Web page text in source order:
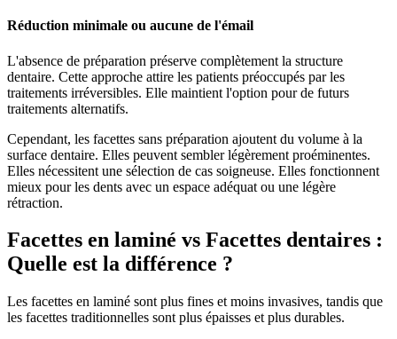
Réduction minimale ou aucune de l'émail
L'absence de préparation préserve complètement la structure
dentaire. Cette approche attire les patients préoccupés par les
traitements irréversibles. Elle maintient l'option pour de futurs
traitements alternatifs.
Cependant, les facettes sans préparation ajoutent du volume à la
surface dentaire. Elles peuvent sembler légèrement proéminentes.
Elles nécessitent une sélection de cas soigneuse. Elles fonctionnent
mieux pour les dents avec un espace adéquat ou une légère
rétraction.
Facettes en laminé vs Facettes dentaires :
Quelle est la différence ?
Les facettes en laminé sont plus fines et moins invasives, tandis que
les facettes traditionnelles sont plus épaisses et plus durables.